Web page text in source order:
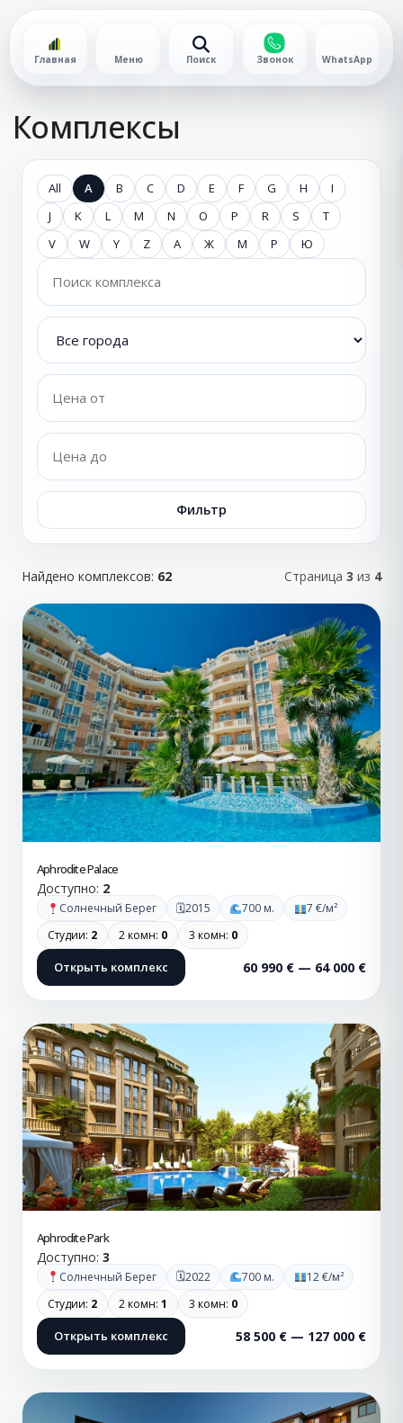
Главная Меню Поиск Звонок WhatsApp
Комплексы
All A B C D E F G H
I
J
K L M N O P R S
T
V
W Y Z А Ж М Р Ю
Фильтр
Найдено комплексов: 62 Страница 3 из 4
Aphrodite Palace
Доступно: 2
Солнечный Берег 🗓2015 700 м.
7 €/м²
Студии: 2 2 комн: 0 3 комн: 0
Открыть комплекс 60 990 € — 64 000 €
Aphrodite Park
Доступно: 3
Солнечный Берег 🗓2022 700 м.
12 €/м²
Студии: 2 2 комн: 1 3 комн: 0
Открыть комплекс 58 500 € — 127 000 €